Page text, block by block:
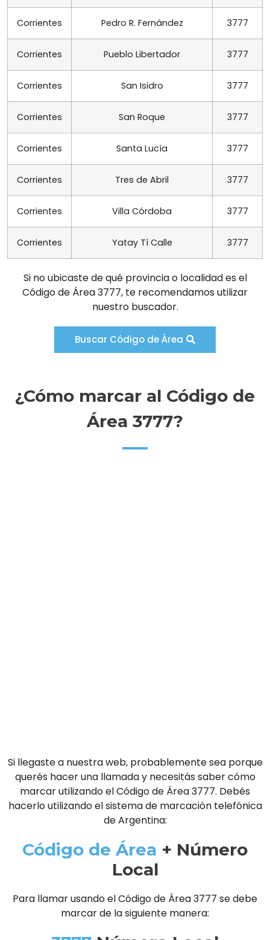
Corrientes Pedro R. Fernández 3777
Corrientes Pueblo Libertador 3777
Corrientes San Isidro 3777
Corrientes San Roque 3777
Corrientes Santa Lucía 3777
Corrientes Tres de Abril 3777
Corrientes Villa Córdoba 3777
Corrientes Yatay Tí Calle 3777
Si no ubicaste de qué provincia o localidad es el
Código de Área 3777, te recomendamos utilizar
nuestro buscador.
Buscar Código de Área
¿Cómo marcar al Código de
Área 3777?
Si llegaste a nuestra web, probablemente sea porque
querés hacer una llamada y necesitás saber cómo
marcar utilizando el Código de Área 3777. Debés
hacerlo utilizando el sistema de marcación telefónica
de Argentina:
Código de Área + Número
Local
Para llamar usando el Código de Área 3777 se debe
marcar de la siguiente manera: